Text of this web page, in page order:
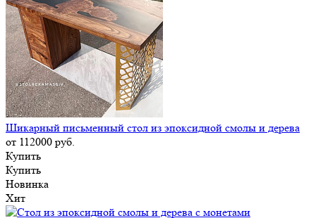
Шикарный письменный стол из эпоксидной смолы и дерева
от 112000 руб.
Купить
Купить
Новинка
Хит